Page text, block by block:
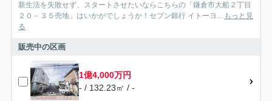
新生活を失敗せず、スタートさせたいならこちらの「鎌倉市大船２丁目
２０－３５売地」はいかがでしょうか！セブン銀行 イトーヨ... もっと見
る
販売中の区画
1億4,000万円
- / 132.23㎡ / -